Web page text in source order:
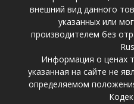
внешний вид данного
указанных или
производителем без
Информация о ценах
указанная на сайте не
определяемом